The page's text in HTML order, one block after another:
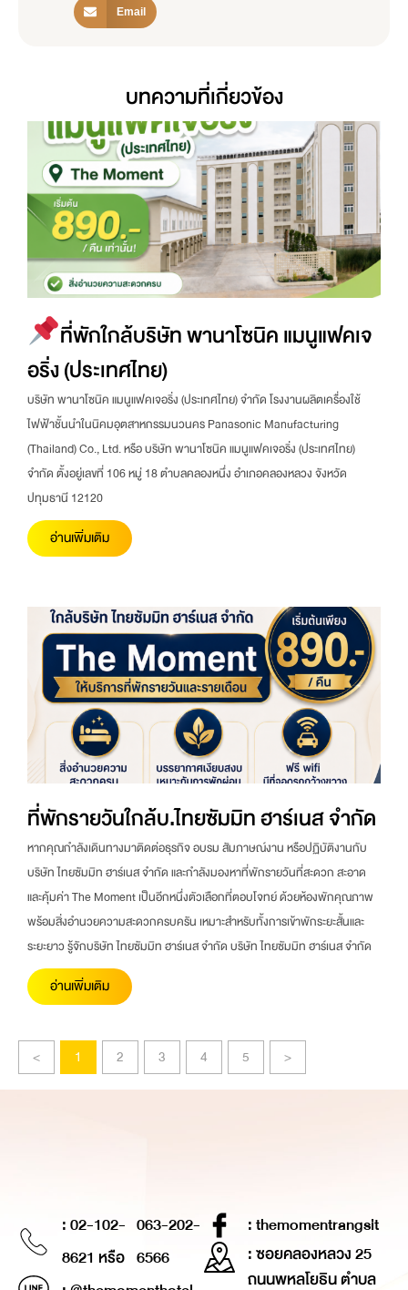
Email
บทความที่เกี่ยวข้อง
ที่พักใกล้บริษัท พานาโซนิค แมนูแฟคเจ
อริ่ง (ประเทศไทย)
บริษัท พานาโซนิค แมนูแฟคเจอริ่ง (ประเทศไทย) จำกัด โรงงานผลิตเครื่องใช้
ไฟฟ้าชั้นนำในนิคมอุตสาหกรรมนวนคร Panasonic Manufacturing
(Thailand) Co., Ltd. หรือ บริษัท พานาโซนิค แมนูแฟคเจอริ่ง (ประเทศไทย)
จำกัด ตั้งอยู่เลขที่ 106 หมู่ 18 ตำบลคลองหนึ่ง อำเภอคลองหลวง จังหวัด
ปทุมธานี 12120
อ่านเพิ่มเติม
ที่พักรายวันใกล้บ.ไทยซัมมิท ฮาร์เนส จำกัด
หากคุณกำลังเดินทางมาติดต่อธุรกิจ อบรม สัมภาษณ์งาน หรือปฏิบัติงานกับ
บริษัท ไทยซัมมิท ฮาร์เนส จำกัด และกำลังมองหาที่พักรายวันที่สะดวก สะอาด
และคุ้มค่า The Moment เป็นอีกหนึ่งตัวเลือกที่ตอบโจทย์ ด้วยห้องพักคุณภาพ
พร้อมสิ่งอำนวยความสะดวกครบครัน เหมาะสำหรับทั้งการเข้าพักระยะสั้นและ
ระยะยาว รู้จักบริษัท ไทยซัมมิท ฮาร์เนส จำกัด บริษัท ไทยซัมมิท ฮาร์เนส จำกัด
อ่านเพิ่มเติม
< 1 2 3 4 5 >
: 02-102-
8621 หรือ
063-202-
6566
: themomentrangsit
: ซอยคลองหลวง 25
ถนนพหลโยธิน ตำบล